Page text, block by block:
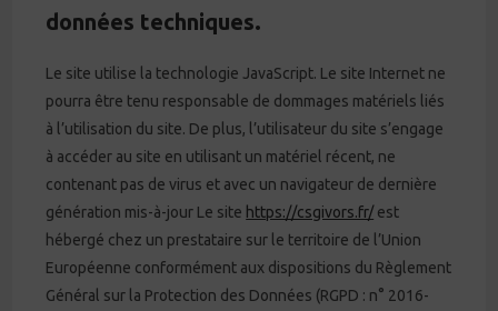
données techniques.
Le site utilise la technologie JavaScript. Le site Internet ne
pourra être tenu responsable de dommages matériels liés
à l’utilisation du site. De plus, l’utilisateur du site s’engage
à accéder au site en utilisant un matériel récent, ne
contenant pas de virus et avec un navigateur de dernière
génération mis-à-jour Le site https://csgivors.fr/est
hébergé chez un prestataire sur le territoire de l’Union
Européenne conformément aux dispositions du Règlement
Général sur la Protection des Données (RGPD : n° 2016-